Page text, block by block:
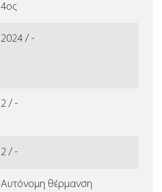
4ος
2024 / -
2 / -
2 / -
Αυτόνομη θέρμανση